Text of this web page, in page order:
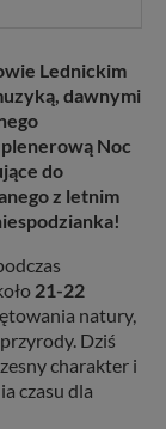
Lednickim
dawnymi
Noc
do
z letnim
21-22
natury,
Dziś
charakter i
czasu dla